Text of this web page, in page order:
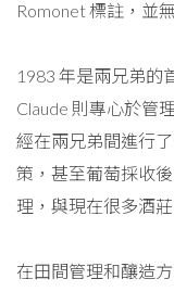
Romonet 標註，並
1983 年是兩兄弟的
Claude 則專心於管
經在兩兄弟間進行
策，甚至葡萄採收
理，與現在很多酒
在田間管理和釀造